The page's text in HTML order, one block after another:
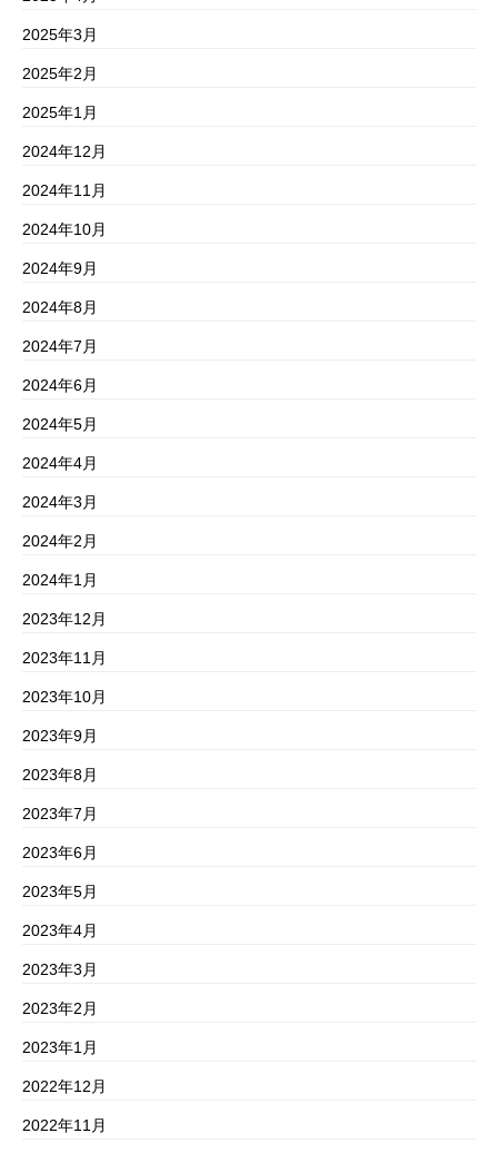
2025年3月
2025年2月
2025年1月
2024年12月
2024年11月
2024年10月
2024年9月
2024年8月
2024年7月
2024年6月
2024年5月
2024年4月
2024年3月
2024年2月
2024年1月
2023年12月
2023年11月
2023年10月
2023年9月
2023年8月
2023年7月
2023年6月
2023年5月
2023年4月
2023年3月
2023年2月
2023年1月
2022年12月
2022年11月